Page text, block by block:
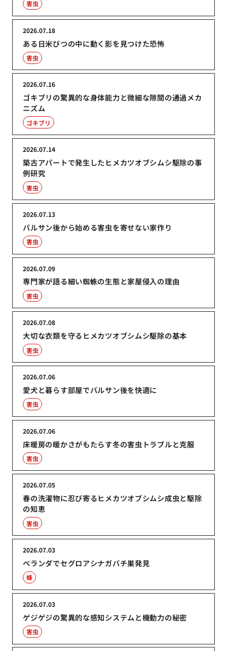
害虫
ある日米びつの中に動く影を見つけた恐怖
2026.07.18
害虫
ゴキブリの驚異的な身体能力と微細な隙間の通過メカ
ニズム
2026.07.16
ゴキブリ
築古アパートで発生したヒメカツオブシムシ駆除の事
例研究
2026.07.14
害虫
バルサン後から始める害虫を寄せない家作り
2026.07.13
害虫
専門家が語る細い蜘蛛の生態と家屋侵入の理由
2026.07.09
害虫
大切な衣類を守るヒメカツオブシムシ駆除の基本
2026.07.08
害虫
愛犬と暮らす部屋でバルサン後を快適に
2026.07.06
害虫
床暖房の暖かさがもたらす冬の害虫トラブルと克服
2026.07.06
害虫
春の洗濯物に忍び寄るヒメカツオブシムシ成虫と駆除
の知恵
2026.07.05
害虫
ベランダでセグロアシナガバチ巣発見
2026.07.03
蜂
ゲジゲジの驚異的な感知システムと機動力の秘密
2026.07.03
害虫